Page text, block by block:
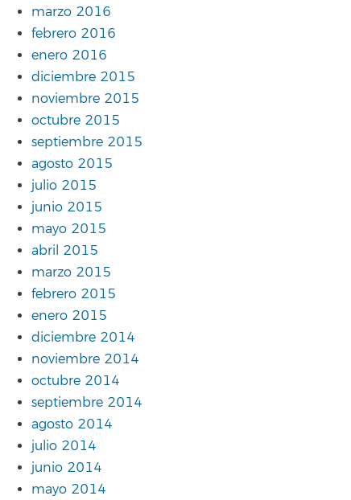
marzo 2016
febrero 2016
enero 2016
diciembre 2015
noviembre 2015
octubre 2015
septiembre 2015
agosto 2015
julio 2015
junio 2015
mayo 2015
abril 2015
marzo 2015
febrero 2015
enero 2015
diciembre 2014
noviembre 2014
octubre 2014
septiembre 2014
agosto 2014
julio 2014
junio 2014
mayo 2014